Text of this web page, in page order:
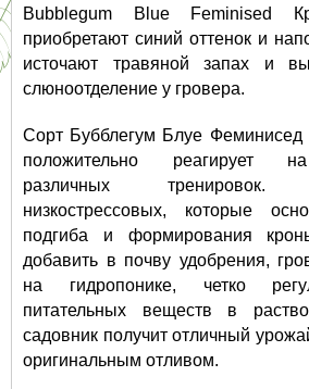
Bubblegum Blue Feminised
приобретают синий оттенок и
источают травяной запах и
слюноотделение у гровера.
Сорт Бубблегум Блуе Феминисед
положительно реагирует
различных тренировок.
низкострессовых, которые
подгиба и формирования
добавить в почву удобрения,
на гидропонике, четко
питательных веществ в
садовник получит отличный
оригинальным отливом.